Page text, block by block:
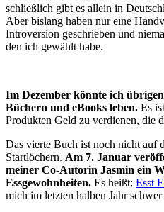
schließlich gibt es allein in
Aber bislang haben nur eine
Introversion geschrieben und
den ich gewählt habe.
Im Dezember könnte ich
Büchern und eBooks leben. Es
Produkten Geld zu verdienen, die
Das vierte Buch ist noch nicht auf
Startlöchern. Am 7. Januar
meiner Co-Autorin Jasmin ein
Essgewohnheiten. Es heißt: Esst
mich im letzten halben Jahr